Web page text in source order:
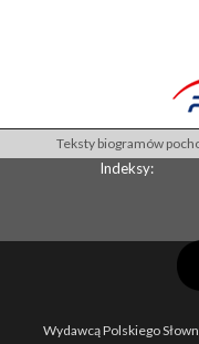
Teksty biogramów
Indeksy:
Wydawcą Polskiego